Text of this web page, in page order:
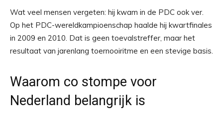
Wat veel mensen vergeten: hij kwam in de PDC ook ver.
Op het PDC-wereldkampioenschap haalde hij kwartfinales
in 2009 en 2010. Dat is geen toevalstreffer, maar het
resultaat van jarenlang toernooiritme en een stevige basis.
Waarom co stompe voor
Nederland belangrijk is